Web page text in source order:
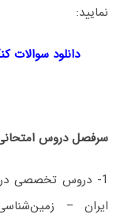
نمایید:
دانلود سوالات کنکور
سرفصل دروس
1- دروس تخصصی
ایران –